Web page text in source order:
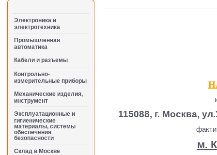
115088, г. Москва,
м.
Электроника и
электротехника
Промышленная
автоматика
Кабели и разъемы
Контрольно-
измерительные приборы
Механические изделия,
инструмент
Эксплуатационные и
гигиенические
материалы, системы
обеспечения
безопасности
Cклад в Москве